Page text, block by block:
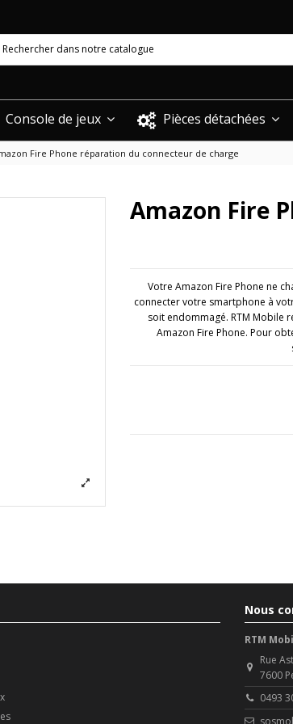
Console de jeux Pièces détachées
Fire Phone réparation du connecteur de charge
Amazon Fire
Votre Amazon Fire Phone ne
connecter votre smartphone à
soit endommagé. RTM Mobile
Amazon Fire Phone. Pour
Nous
RTM
Rue
7600
0493